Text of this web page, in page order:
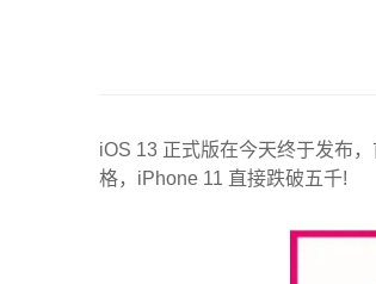
iOS 13 正式版在今天终于发布
格，iPhone 11 直接跌破五千!